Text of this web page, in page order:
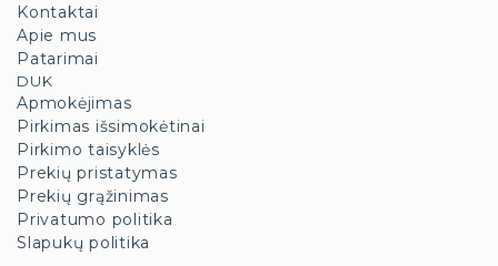
Kontaktai
Apie mus
Patarimai
DUK
Apmokėjimas
Pirkimas išsimokėtinai
Pirkimo taisyklės
Prekių pristatymas
Prekių grąžinimas
Privatumo politika
Slapukų politika